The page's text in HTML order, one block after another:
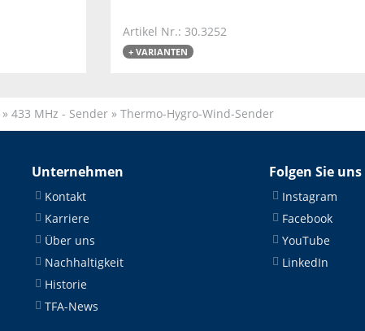
Artikel Nr.: 30.3252
+ VARIANTEN
» 433 MHz - Sender » Thermo-Hygro-Wind-Sender
Unternehmen
Kontakt
Karriere
Über uns
Nachhaltigkeit
Historie
TFA-News
Folgen Sie uns
Instagram
Facebook
YouTube
LinkedIn